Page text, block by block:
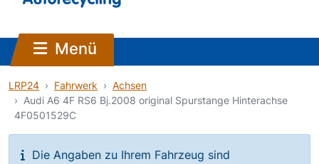
Menü
LRP24 Fahrwerk
Achsen
Audi A6 4F RS6 Bj.2008 original Spurstange Hinterachse
4F0501529C
Die Angaben zu Ihrem Fahrzeug sind